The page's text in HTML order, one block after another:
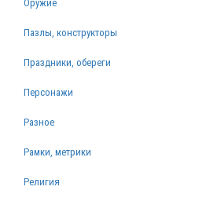
Оружие
Пазлы, конструкторы
Праздники, обереги
Персонажи
Разное
Рамки, метрики
Религия